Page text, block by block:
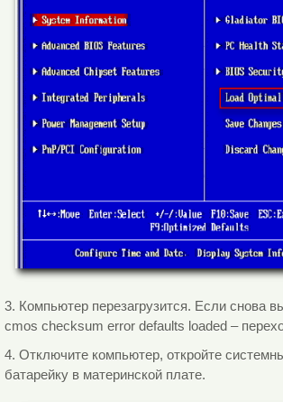
3. Компьютер перезагрузится. Если снова
cmos checksum error defaults loaded –
4. Отключите компьютер, откройте
батарейку в материнской плате.